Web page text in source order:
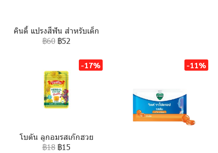
คินดี้ แปรงสีฟัน สำหรับเด็ก
฿60 ฿52
-17%
โบตัน ลูกอมรสเก๊กฮวย
฿18 ฿15
-11%